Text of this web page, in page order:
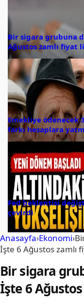
Bir sigara grubuna
Ağustos zamlı fiyat
Emekliye ödenecek
farkı hesaplara
Fed beklentisi
çevirdi
Anasayfa›Ekonomi›
İşte 6 Ağustos zamlı
Bir sigara
İşte 6